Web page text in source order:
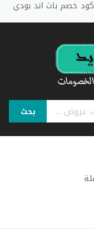
تخفيضات باث اند بودي 2019 وكود خصم باث اند بودي
بحث